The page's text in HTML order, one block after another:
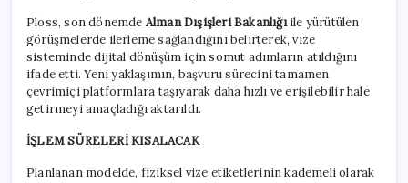
Ploss, son dönemde Alman Dışişleri Bakanlığıile yürütülen
görüşmelerde ilerleme sağlandığını belirterek, vize
sisteminde dijital dönüşüm için somut adımların atıldığını
ifade etti. Yeni yaklaşımın, başvuru sürecini tamamen
çevrimiçi platformlara taşıyarak daha hızlı ve erişilebilir hale
getirmeyi amaçladığı aktarıldı.
İŞLEM SÜRELERİ KISALACAK
Planlanan modelde, fiziksel vize etiketlerinin kademeli olarak